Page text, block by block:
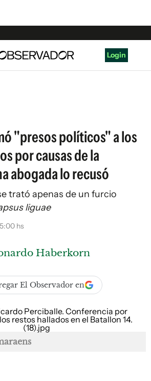
Login
"presos políticos" a los
por causas de la
abogada lo recusó
trató apenas de un furcio
liguae
5:00 hs
Haberkorn
El Observador en